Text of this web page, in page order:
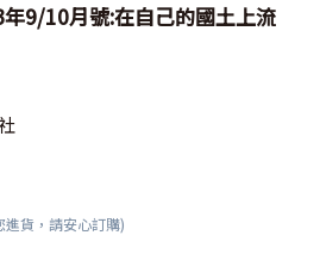
9/10月號:在自己的國土上流
貨，請安心訂購)